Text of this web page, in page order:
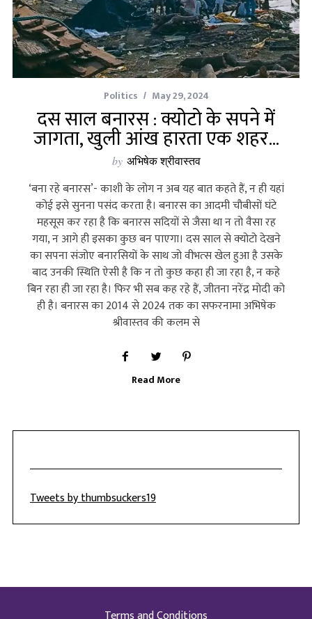
Politics May 29, 2024
दस साल बनारस : क्योटो के सपने में
जागता, खुली आंख हारता एक शहर…
by अभिषेक श्रीवास्तव
‘बना रहे बनारस’- काशी के लोग न अब यह बात कहते हैं, न ही यहां
कोई इसे सुनना पसंद करता है। बनारस का आदमी चौबीसों घंटे
महसूस कर रहा है कि बनारस सदियों से जैसा था न तो वैसा रह
गया, न आगे ही इसका कुछ बन पाएगा। दस साल से क्‍योटो देखने
का सपना संजोए बनारसियों के साथ जो वीभत्‍स खेल हुआ है उसके
बाद उनकी स्थिति ऐसी है कि न तो कुछ कहा ही जा रहा है, न कहे
बिन रहा ही जा रहा है। फिर भी सब कह रहे हैं, जीतना नरेंद्र मोदी को
ही है। बनारस का 2014 से 2024 तक का सफरनामा अभिषेक
श्रीवास्‍तव की कलम से
Read More
Tweets by thumbsuckers19